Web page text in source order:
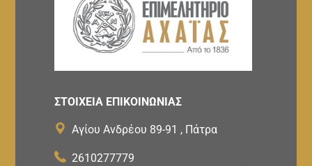
ΣΤΟΙΧΕΙΑ ΕΠΙΚΟΙΝΩΝΙΑΣ
Αγίου Ανδρέου 89-91 , Πάτρα
2610277779